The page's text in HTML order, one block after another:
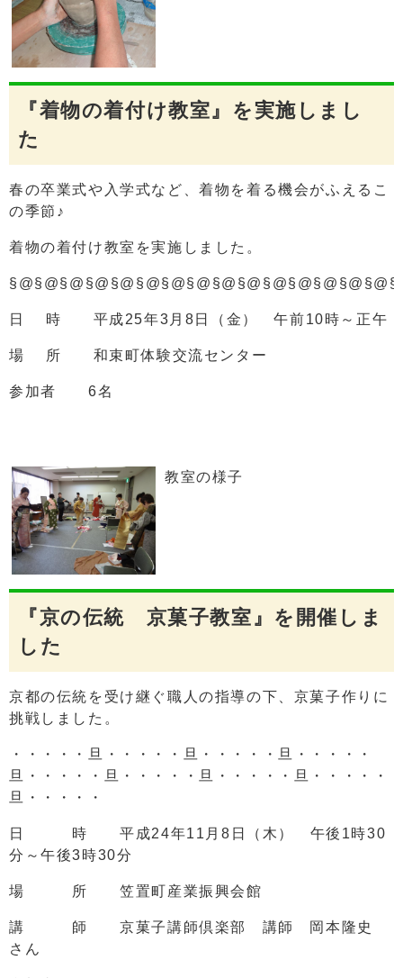
『着物の着付け教室』を実施しまし
た
春の卒業式や入学式など、着物を着る機会がふえるこ
の季節♪
着物の着付け教室を実施しました。
日 時 平成25年3月8日（金） 午前10時～正午
場 所 和束町体験交流センター
参加者 6名
教室の様子
『京の伝統 京菓子教室』を開催しま
した
京都の伝統を受け継ぐ職人の指導の下、京菓子作りに
挑戦しました。
・・・・・旦・・・・・旦・・・・・旦・・・・・
旦・・・・・旦・・・・・旦・・・・・旦・・・・・
旦・・・・・
日 時 平成24年11月8日（木） 午後1時30
分～午後3時30分
場 所 笠置町産業振興会館
講 師 京菓子講師倶楽部 講師 岡本隆史
さん